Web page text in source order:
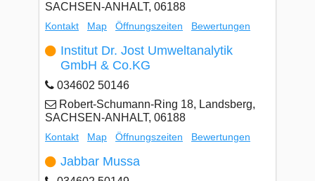
SACHSEN-ANHALT, 06188
Kontakt Map Öffnungszeiten Bewertungen
Institut Dr. Jost Umweltanalytik
GmbH & Co.KG
034602 50146
Robert-Schumann-Ring 18, Landsberg,
SACHSEN-ANHALT, 06188
Kontakt Map Öffnungszeiten Bewertungen
Jabbar Mussa